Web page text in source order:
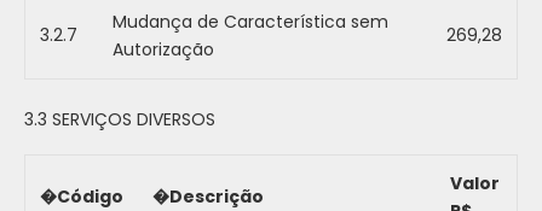
3.2.7
Mudança de Característica sem
Autorização
269,28
3.3 SERVIÇOS DIVERSOS
�Código �Descrição
Valor